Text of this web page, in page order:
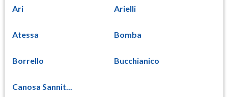
Ari Arielli
Atessa Bomba
Borrello Bucchianico
Canosa Sannit...